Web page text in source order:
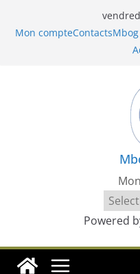
Mon compteContacts
Powered